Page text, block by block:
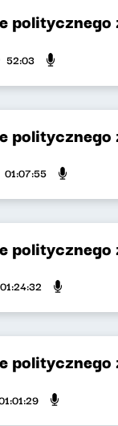
politycznego
52:03
politycznego
01:07:55
politycznego
01:24:32
politycznego